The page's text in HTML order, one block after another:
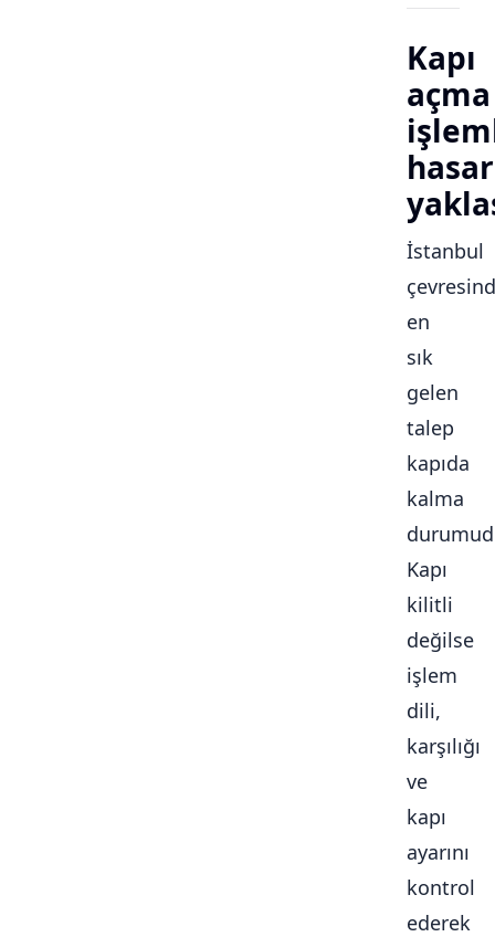
Kapı
açma
İstanbul
en
sık
gelen
talep
kapıda
kalma
Kapı
kilitli
değilse
işlem
dili,
karşılığı
ve
kapı
ayarını
kontrol
ederek